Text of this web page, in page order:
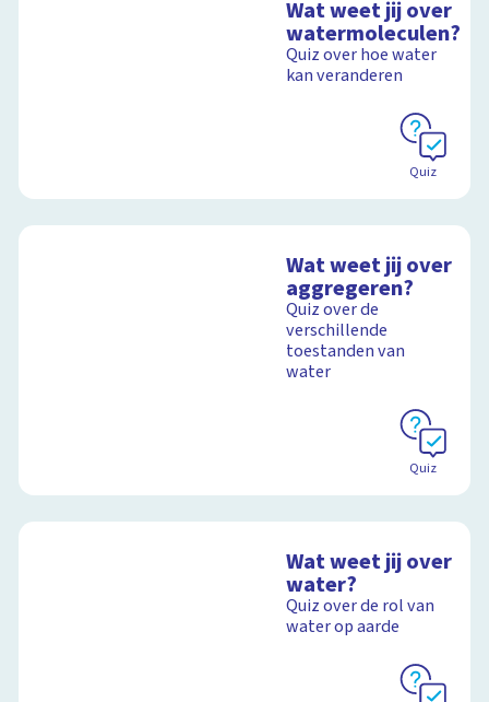
Wat weet jij over
watermoleculen?
Quiz over hoe water
kan veranderen
Quiz
Wat weet jij over
aggregeren?
Quiz over de
verschillende
toestanden van
water
Quiz
Wat weet jij over
water?
Quiz over de rol van
water op aarde